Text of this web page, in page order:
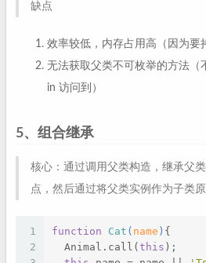
缺点
效率较低，内存占用高（因为要
无法获取父类不可枚举的方法（
in 访问到）
5、组合继承
核心：通过调用父类构造，继承父
点，然后通过将父类实例作为子类
1
2
function Cat ( name ) {
  Animal.call(
this );